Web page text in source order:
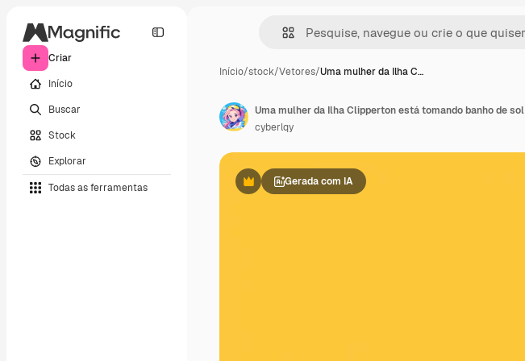
Criar
Início
Buscar
Stock
Explorar
Todas as ferramentas
Início/stock/Vetores/Uma mulher da Ilha C…
PremiumGerada com IA
Uma mulher da Ilha Clipperton está tomando banho de sol
cyberlqy